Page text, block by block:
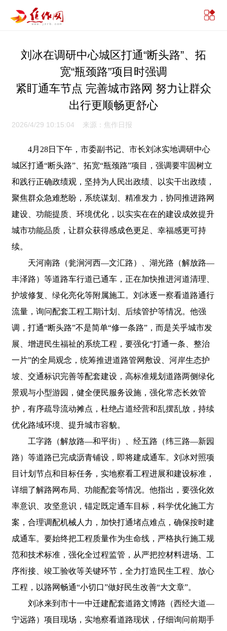
刘冰在调研中心城区打通“断头路”、拓
宽“瓶颈路”项目时强调
紧盯通车节点 完善城市路网 努力让群众
出行更顺畅更舒心
2026/4/29 10:15:04 来源：焦作日报
4月28日下午，市委副书记、市长刘冰实地调研中心
城区打通“断头路”、拓宽“瓶颈路”项目，强调要牢固树立
和践行正确政绩观，坚持为人民出政绩、以实干出政绩，
聚焦群众急难愁盼，系统谋划、精准发力，协同推进路网
建设、功能提质、环境优化，以实实在在的建设成效提升
城市功能品质，让群众获得感成色更足、幸福感更可持
续。
天河南路（瓮涧河西—文汇路）、湖光路（解放路—
丰泽路）等道路车行道已通车，正在加快推进河道清理、
护坡修复、绿化亮化等附属施工。刘冰逐一察看道路通行
流量，询问配套工程工期计划、后续管护等情况。他强
调，打通“断头路”不是简单“修一条路”，而是关乎城市发
展、增进民生福祉的系统工程，要强化“打通一条、整治
一片”的全局观念，统筹推进道路管网敷设、河岸生态护
坡、交通标识完善等配套建设，高标准规划道路两侧绿化
景观与小型游园，健全便民服务设施，强化常态长效管
护，有序疏导流动摊点，杜绝占道经营和乱摆乱放，持续
优化路域环境、提升城市容貌。
工字路（解放路—和平街）、经五路（纬三路—新园
路）等道路已完成沥青铺设，即将建成通车。刘冰对照项
目计划节点和目标任务，实地察看工程进展和建设标准，
详细了解路网布局、功能配套等情况。他指出，要强化效
率意识、攻坚意识，锚定既定通车目标，科学优化施工方
案，合理调配机械人力，加快打通堵点难点，确保按时建
成通车。要始终把工程质量作为生命线，严格执行施工规
范和技术标准，强化全过程监管，从严把控材料进场、工
序衔接、竣工验收等关键环节，全力打造民生工程、放心
工程，以路网畅通“小切口”做好民生改善“大文章”。
刘冰来到市十一中迁建配套道路文博路（西经大道—
宁远路）项目现场，实地察看道路现状，仔细询问前期手